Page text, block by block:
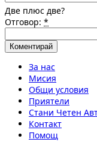
Две плюс две?
Отговор: *
За нас
Мисия
Общи условия
Приятели
Стани Четен
Контакт
Помощ